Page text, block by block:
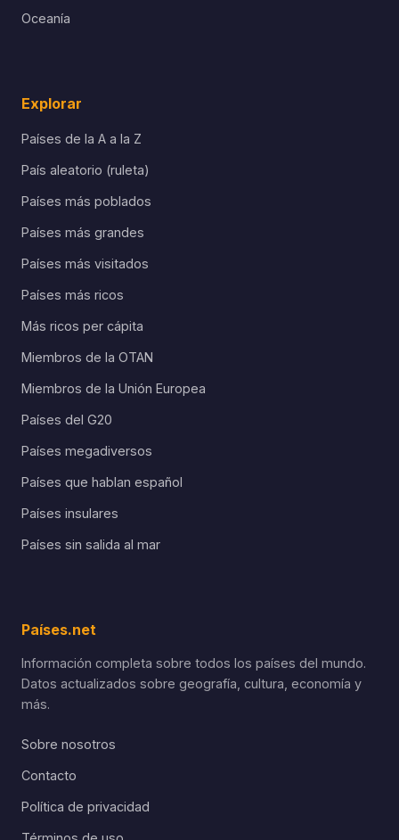
Oceanía
Explorar
Países de la A a la Z
País aleatorio (ruleta)
Países más poblados
Países más grandes
Países más visitados
Países más ricos
Más ricos per cápita
Miembros de la OTAN
Miembros de la Unión Europea
Países del G20
Países megadiversos
Países que hablan español
Países insulares
Países sin salida al mar
Países.net
Información completa sobre todos los países del mundo.
Datos actualizados sobre geografía, cultura, economía y
más.
Sobre nosotros
Contacto
Política de privacidad